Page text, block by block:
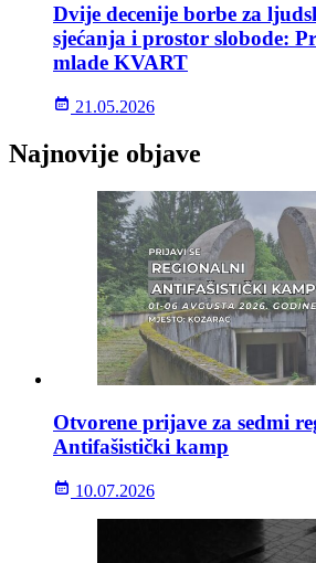
Dvije decenije borbe za
sjećanja i prostor slobode:
mlade KVART
21.05.2026
Najnovije objave
Otvorene prijave za sedmi
Antifašistički kamp
10.07.2026